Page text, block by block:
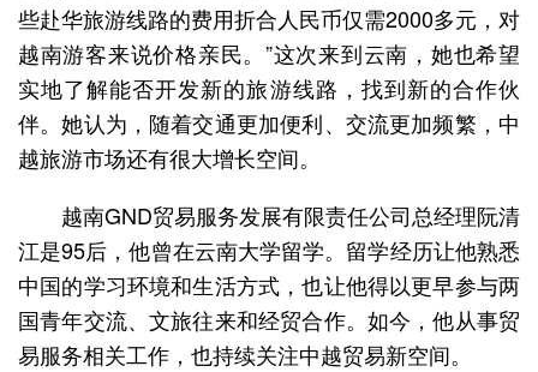
些赴华旅游线路的费用折合人民币仅需2000多元，对
越南游客来说价格亲民。”这次来到云南，她也希望
实地了解能否开发新的旅游线路，找到新的合作伙
伴。她认为，随着交通更加便利、交流更加频繁，中
越旅游市场还有很大增长空间。
越南GND贸易服务发展有限责任公司总经理阮清
江是95后，他曾在云南大学留学。留学经历让他熟悉
中国的学习环境和生活方式，也让他得以更早参与两
国青年交流、文旅往来和经贸合作。如今，他从事贸
易服务相关工作，也持续关注中越贸易新空间。